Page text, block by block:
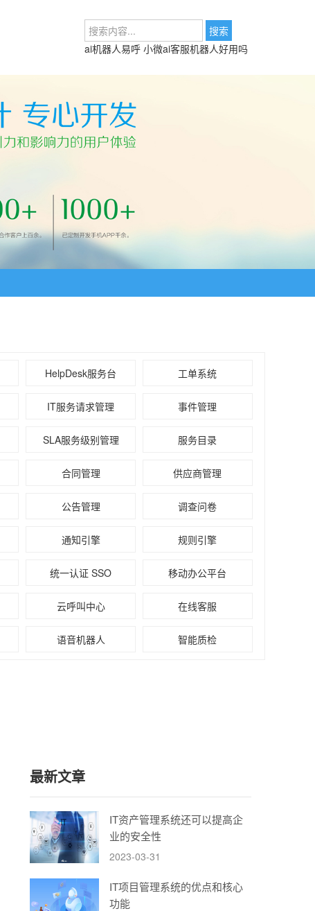
ai机器人易呼 小微ai客服机器人好用吗
HelpDesk服务台 工单系统
IT服务请求管理 事件管理
SLA服务级别管理 服务目录
合同管理 供应商管理
公告管理 调查问卷
通知引擎 规则引擎
统一认证 SSO 移动办公平台
云呼叫中心 在线客服
语音机器人 智能质检
最新文章
IT资产管理系统还可以提高企
业的安全性
2023-03-31
IT项目管理系统的优点和核心
功能